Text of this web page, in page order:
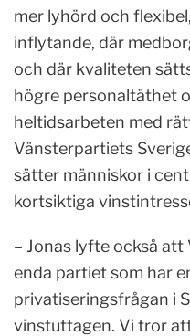
mer lyhörd och
inflytande, där
och där kvaliteten
högre personaltäthet
heltidsarbeten med
Vänsterpartiets
sätter människor i
kortsiktiga
– Jonas lyfte också
enda partiet som har
privatiseringsfrågan i
vinstuttagen. Vi tror